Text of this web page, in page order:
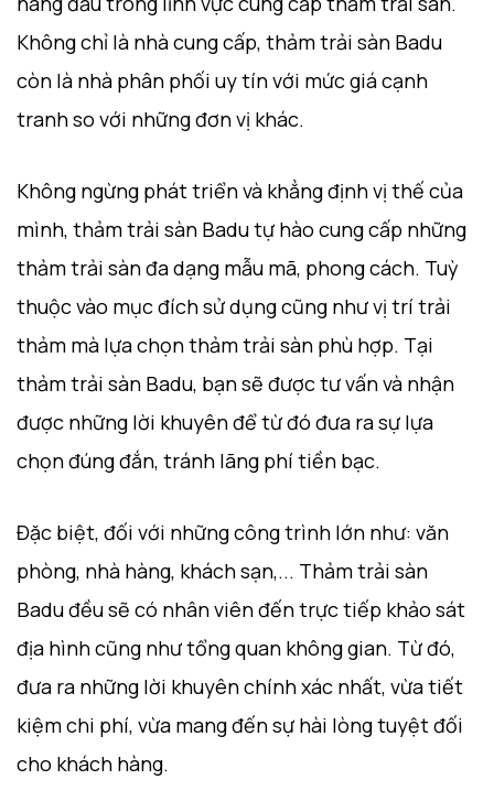
Không chỉ là nhà cung cấp, thảm trải sàn Badu
còn là nhà phân phối uy tín với mức giá cạnh
tranh so với những đơn vị khác.
Không ngừng phát triển và khẳng định vị thế của
mình, thảm trải sàn Badu tự hào cung cấp những
thảm trải sàn đa dạng mẫu mã, phong cách. Tuỳ
thuộc vào mục đích sử dụng cũng như vị trí trải
thảm mà lựa chọn thảm trải sàn phù hợp. Tại
thảm trải sàn Badu, bạn sẽ được tư vấn và nhận
được những lời khuyên để từ đó đưa ra sự lựa
chọn đúng đắn, tránh lãng phí tiền bạc.
Đặc biệt, đối với những công trình lớn như: văn
phòng, nhà hàng, khách sạn,... Thảm trải sàn
Badu đều sẽ có nhân viên đến trực tiếp khảo sát
địa hình cũng như tổng quan không gian. Từ đó,
đưa ra những lời khuyên chính xác nhất, vừa tiết
kiệm chi phí, vừa mang đến sự hài lòng tuyệt đối
cho khách hàng.